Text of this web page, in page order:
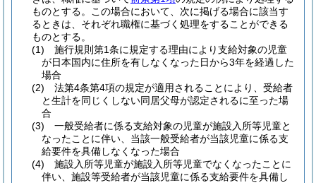
ものとする。
この場合において、次に掲げる場合に該当す
るときは、それぞれ職権に基づく処理をすることができる
ものとする。
(1)
施行規則第1条に規定する理由により支給対象の児童
が日本国内に住所を有しなくなった日から3年を経過した
場合
(2)
法第4条第4項の規定が適用されることにより、受給者
と生計を同じくしない同居父母が認定されるに至った場
合
(3)
一般受給者に係る支給対象の児童が施設入所等児童と
なったことに伴い、当該一般受給者が当該児童に係る支
給要件を具備しなくなった場合
(4)
施設入所等児童が施設入所等児童でなくなったことに
伴い、施設等受給者が当該児童に係る支給要件を具備し